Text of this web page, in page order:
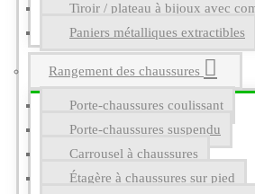
Tiroir / plateau à bijoux avec
Paniers métalliques extractibles
Rangement des chaussures
Porte-chaussures coulissant
Porte-chaussures suspendu
Carrousel à chaussures
Étagère à chaussures sur pied